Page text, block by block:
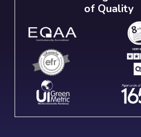
of Quality